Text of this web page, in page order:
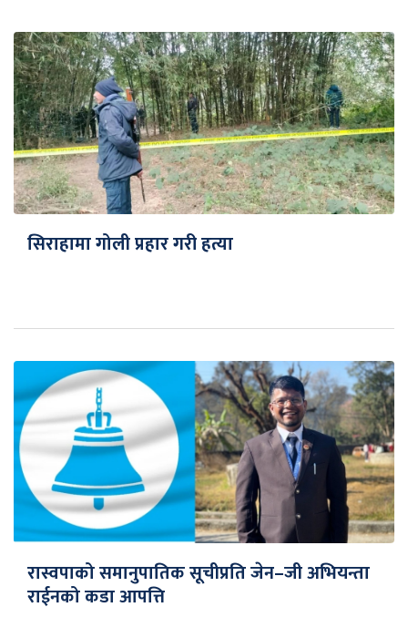
सिराहामा गोली प्रहार गरी हत्या
रास्वपाको समानुपातिक सूचीप्रति जेन–जी अभियन्ता
राईनको कडा आपत्ति